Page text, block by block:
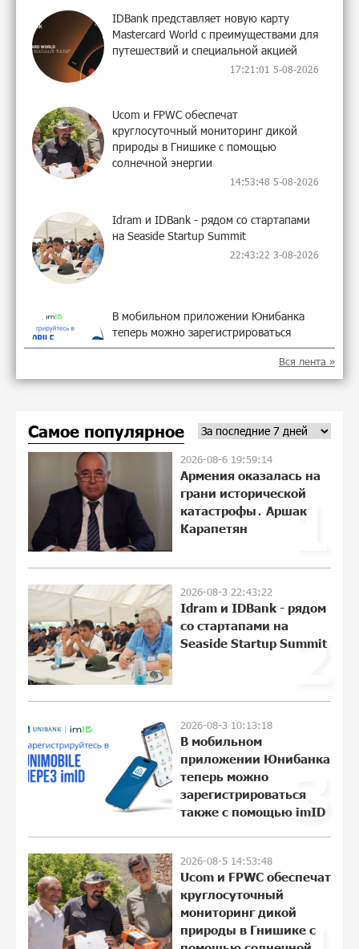
IDBank представляет новую карту
Mastercard World с преимуществами для
путешествий и специальной акцией
17:21:01 5-08-2026
Ucom и FPWC обеспечат
круглосуточный мониторинг дикой
природы в Гнишике с помощью
солнечной энергии
14:53:48 5-08-2026
Idram и IDBank - рядом со стартапами
на Seaside Startup Summit
22:43:22 3-08-2026
В мобильном приложении Юнибанка
теперь можно зарегистрироваться
также с помощью imID
10:13:18 3-08-2026
предупреждает о кибератаках на
школьников
21:09:53 31-07-2026
ЕАЭС со временем будет расширяться.
Когда-нибудь это поймёт и рядовой
армянин, но будет уже поздно
Если Израиль использует тему
Геноцида армян против Эрдогана, то
что для него значит сам Геноцид?
ВТБ (Армения): вклад «Стабильный» —
мобильном приложении
17:16:48 30-07-2026
Платформа Rate.Trading на Seaside
Startup Summit: IDBank представил
Состоялось открытие Khachaturian
Rooftop при поддержке IDBank
14:42:59 29-07-2026
Вся лента »
Самое популярное
1
2026-08-6 19:59:14
Армения оказалась на
грани исторической
катастрофы․ Аршак
Карапетян
2
2026-08-3 22:43:22
Idram и IDBank - рядом
со стартапами на
Seaside Startup Summit
3
2026-08-3 10:13:18
В мобильном
приложении Юнибанка
теперь можно
зарегистрироваться
также с помощью imID
2026-08-5 14:53:48
Ucom и FPWC обеспечат
круглосуточный
мониторинг дикой
природы в Гнишике с